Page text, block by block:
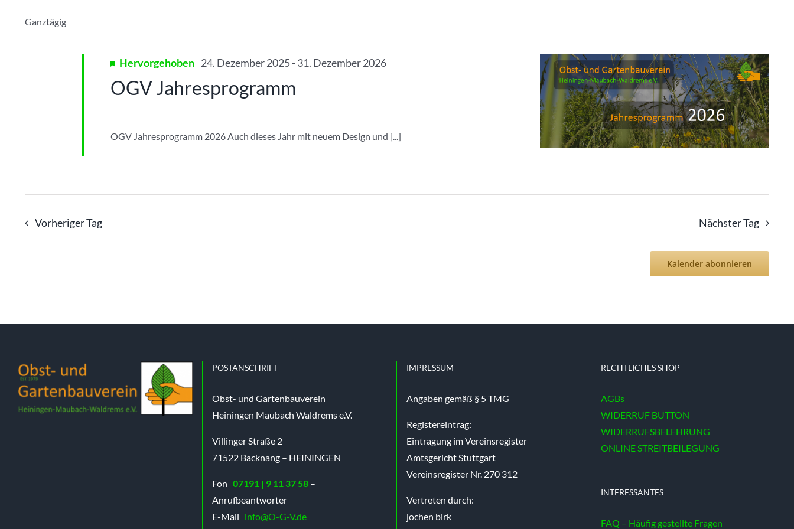
Juni
Ansichten,
Navigation
Veranstaltungen
Ganztägig
OGV Jahresprogramm
Hervorgehoben 24. Dezember 2025-31. Dezember 2026
OGV Jahresprogramm 2026 Auch dieses Jahr mit neuem Design und [...]
Vorheriger Tag Nächster Tag
Kalender abonnieren
POSTANSCHRIFT
Obst- und Gartenbauverein
Heiningen Maubach Waldrems e.V.
Villinger Straße 2
71522 Backnang – HEININGEN
Fon 07191 | 9 11 37 58 –
Anrufbeantworter
E-Mail info@O-G-V.de
IMPRESSUM
Angaben gemäß § 5 TMG
Registereintrag:
Eintragung im Vereinsregister
Amtsgericht Stuttgart
Vereinsregister Nr. 270 312
Vertreten durch:
jochen birk
RECHTLICHES SHOP
AGBs
WIDERRUF BUTTON
WIDERRUFSBELEHRUNG
ONLINE STREITBEILEGUNG
INTERESSANTES
FAQ – Häufig gestellte Fragen